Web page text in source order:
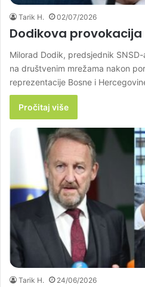
Tarik H. 02/07/2026
Dodikova
Milorad Dodik, predsjednik
na društvenim mrežama nakon
reprezentacije Bosne i
Pročitaj više
Tarik H. 24/06/2026